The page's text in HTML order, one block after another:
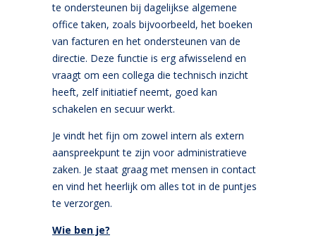
te ondersteunen bij dagelijkse algemene
office taken, zoals bijvoorbeeld, het boeken
van facturen en het ondersteunen van de
directie. Deze functie is erg afwisselend en
vraagt om een collega die technisch inzicht
heeft, zelf initiatief neemt, goed kan
schakelen en secuur werkt.
Je vindt het fijn om zowel intern als extern
aanspreekpunt te zijn voor administratieve
zaken. Je staat graag met mensen in contact
en vind het heerlijk om alles tot in de puntjes
te verzorgen.
Wie ben je?